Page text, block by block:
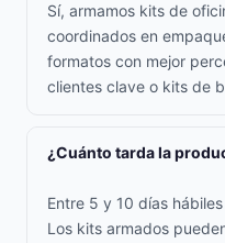
Sí, armamos kits de
coordinados en
formatos con mejor
clientes clave o kits de
¿Cuánto tarda la
Entre 5 y 10 días
Los kits armados